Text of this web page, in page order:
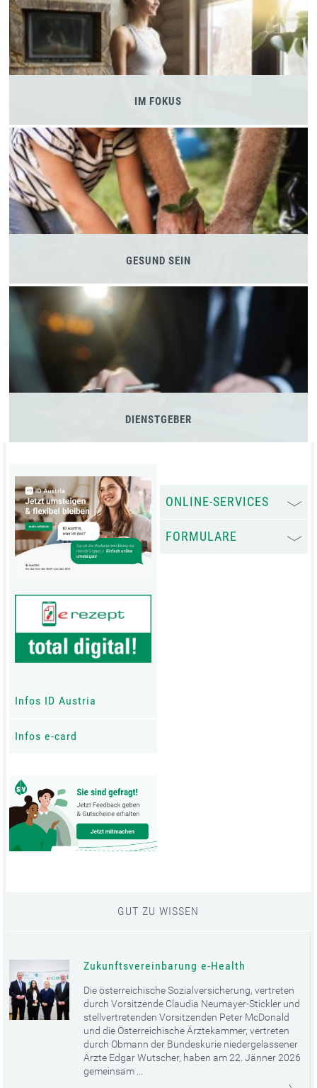
IM FOKUS
GESUND SEIN
DIENSTGEBER
Infos ID Austria
Infos e-card
ONLINE-SERVICES
FORMULARE
GUT ZU WISSEN
Zukunftsvereinbarung e-Health
Die österreichische Sozialversicherung, vertreten
durch Vorsitzende Claudia Neumayer-Stickler und
stellvertretenden Vorsitzenden Peter McDonald
und die Österreichische Ärztekammer, vertreten
durch Obmann der Bundeskurie niedergelassener
Ärzte Edgar Wutscher, haben am 22. Jänner 2026
gemeinsam ...